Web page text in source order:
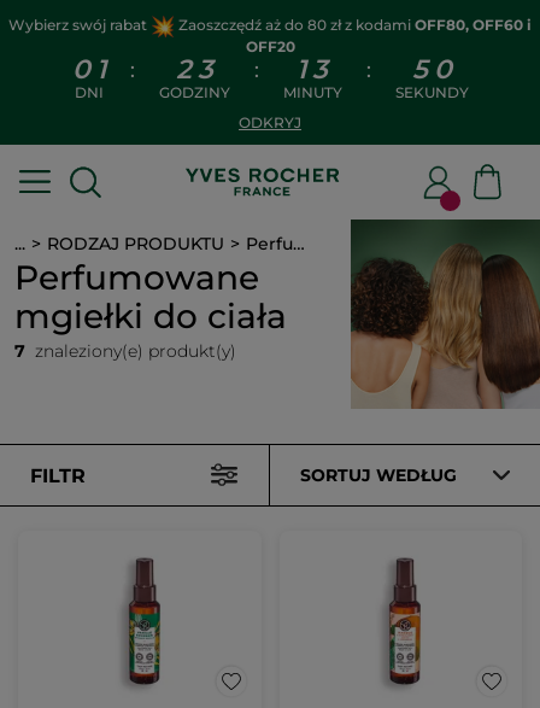
Wybierz swój rabat Zaoszczędź aż do 80 zł z kodami OFF80, OFF60 i
OFF20
0 1
DNI
: 2 3
GODZINY
: 13
MINUTY
: 5 0
SEKUNDY
ODKRYJ
... RODZAJ PRODUKTU Perfumowane mgiełki do ciała
Perfumowane
mgiełki do ciała
7 znaleziony(e) produkt(y)
FILTR SORTUJ WEDŁUG